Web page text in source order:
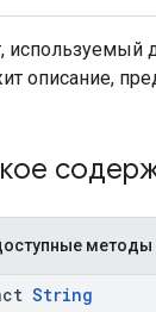
используемый
описание,
методы
String